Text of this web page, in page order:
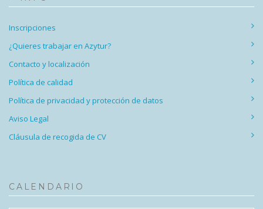
Inscripciones
¿Quieres trabajar en Azytur?
Contacto y localización
Política de calidad
Política de privacidad y protección de datos
Aviso Legal
Cláusula de recogida de CV
CALENDARIO